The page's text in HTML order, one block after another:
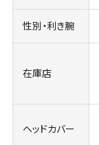
性別・利き腕
在庫店
ヘッドカバー